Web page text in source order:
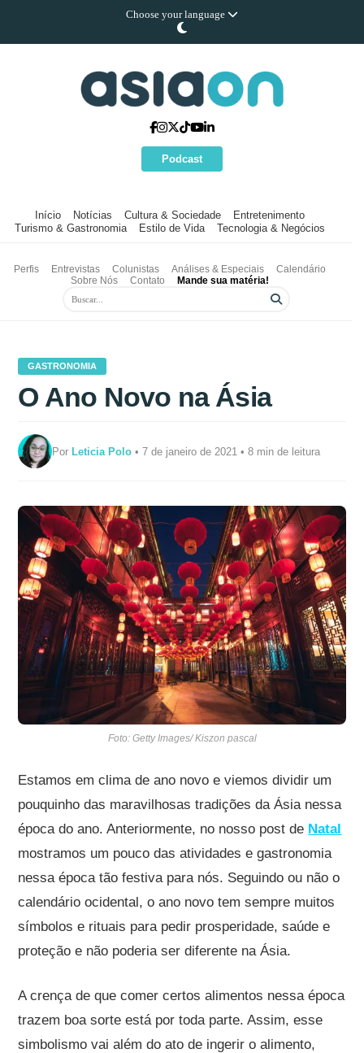
Choose your language
Podcast
Início Notícias Cultura & Sociedade
Entretenimento
Turismo & Gastronomia
Estilo de Vida Tecnologia & Negócios
Perfis Entrevistas Colunistas Análises & Especiais
Calendário
Sobre Nós
Contato Mande sua matéria!
GASTRONOMIA
O Ano Novo na Ásia
PorLeticia Polo • 7 de janeiro de 2021 • 8 min de leitura
Foto: Getty Images/ Kiszon pascal
Estamos em clima de ano novo e viemos dividir um
pouquinho das maravilhosas tradições da Ásia nessa
época do ano. Anteriormente, no nosso post de Natal
mostramos um pouco das atividades e gastronomia
nessa época tão festiva para nós. Seguindo ou não o
calendário ocidental, o ano novo tem sempre muitos
símbolos e rituais para pedir prosperidade, saúde e
proteção e não poderia ser diferente na Ásia.
A crença de que comer certos alimentos nessa época
trazem boa sorte está por toda parte. Assim, esse
simbolismo vai além do ato de ingerir o alimento,